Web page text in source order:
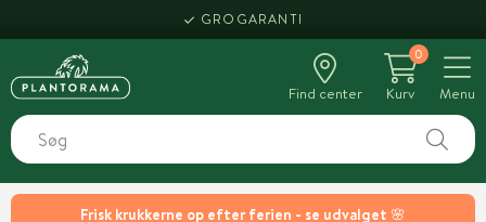
Frisk krukkerne op efter ferien - se udvalget 🌸
GROGARANTI
Find center
0
Kurv
Menu